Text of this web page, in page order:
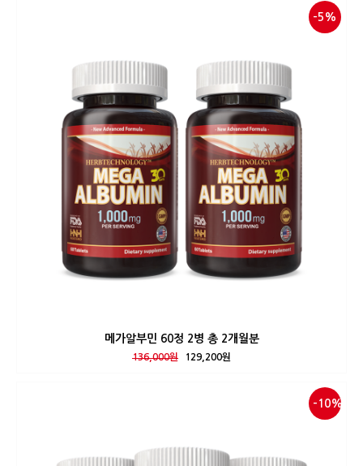
-5%
메가알부민 60정 2병 총 2개월분
136,000원 129,200원
-10%